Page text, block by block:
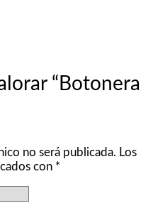
“Botonera
no será publicada. Los
con *